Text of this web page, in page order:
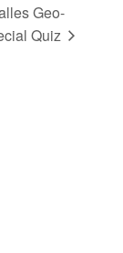
Geo-
Quiz